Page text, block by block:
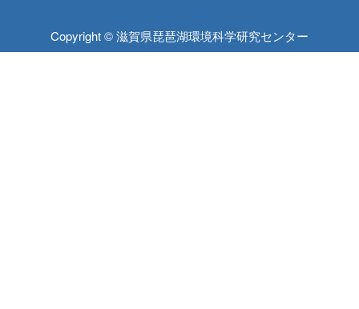
Copyright © 滋賀県琵琶湖環境科学研究センター